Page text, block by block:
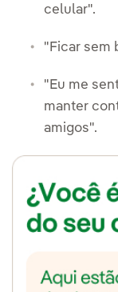
celular".
"Ficar sem
"Eu me
manter
amigos".